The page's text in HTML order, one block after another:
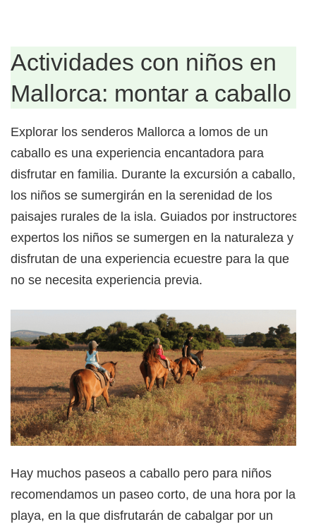
Actividades con niños en
Mallorca: montar a caballo
Explorar los senderos Mallorca a lomos de un
caballo es una experiencia encantadora para
disfrutar en familia. Durante la excursión a caballo,
los niños se sumergirán en la serenidad de los
paisajes rurales de la isla. Guiados por instructores
expertos los niños se sumergen en la naturaleza y
disfrutan de una experiencia ecuestre para la que
no se necesita experiencia previa.
Hay muchos paseos a caballo pero para niños
recomendamos un paseo corto, de una hora por la
playa, en la que disfrutarán de cabalgar por un